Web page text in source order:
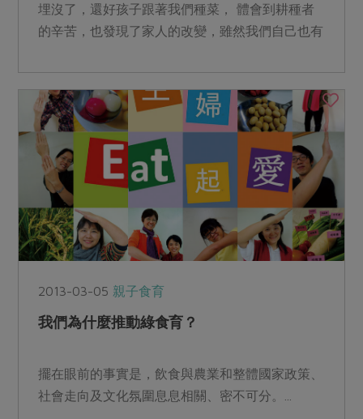
埋沒了，還好孩子跟著我們種菜， 體會到耕種者
的辛苦，也發現了家人的改變，雖然我們自己也有
2013-03-05 親子食育
我們為什麼推動綠食育？
擺在眼前的事實是，飲食與農業和整體國家政策、
社會走向及文化氛圍息息相關、密不可分。...